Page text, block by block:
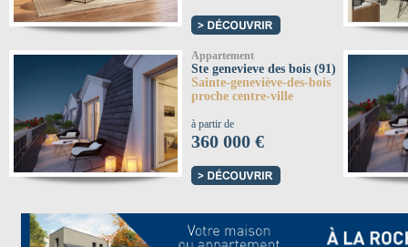
Appartement
Ste genevieve des bois (91)
Sainte-geneviève-des-bois
proche centre-ville
à partir de
360 000 €